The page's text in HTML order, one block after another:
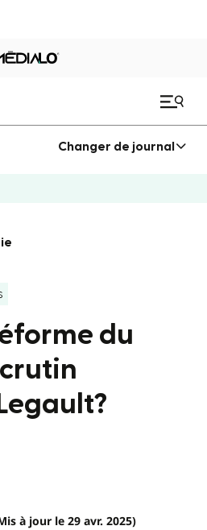
Changer de journal
du
à jour le 29 avr. 2025)